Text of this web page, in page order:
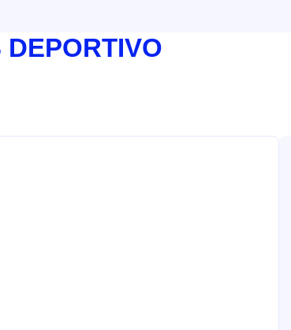
DEPORTIVO